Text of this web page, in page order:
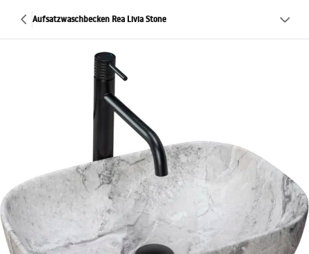
Aufsatzwaschbecken Rea Livia Stone